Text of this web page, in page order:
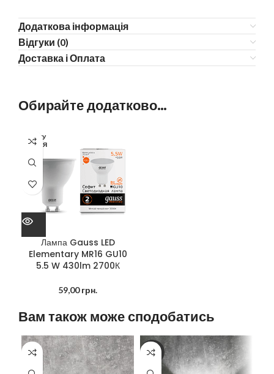
Додаткова інформація
Відгуки (0)
Доставка і Оплата
Обирайте додатково…
ОЧІКУ
ЄТЬСЯ
Лампа Gauss LED
Elementary MR16 GU10
5.5 W 430lm 2700К
59,00грн.
Вам також може сподобатись
-16%